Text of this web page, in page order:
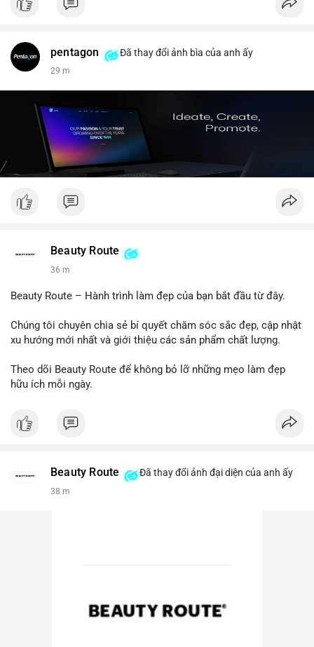
pentagon Đã thay đổi ảnh bìa của anh ấy
29 m
Beauty Route
36 m
Beauty Route – Hành trình làm đẹp của bạn bắt đầu từ đây.
Chúng tôi chuyên chia sẻ bí quyết chăm sóc sắc đẹp, cập nhật
xu hướng mới nhất và giới thiệu các sản phẩm chất lượng.
Theo dõi Beauty Route để không bỏ lỡ những mẹo làm đẹp
hữu ích mỗi ngày.
Beauty Route Đã thay đổi ảnh đại diện của anh ấy
38 m